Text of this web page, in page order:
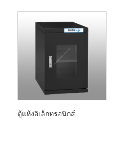
ตู้แห้งอิเล็กทรอนิกส์